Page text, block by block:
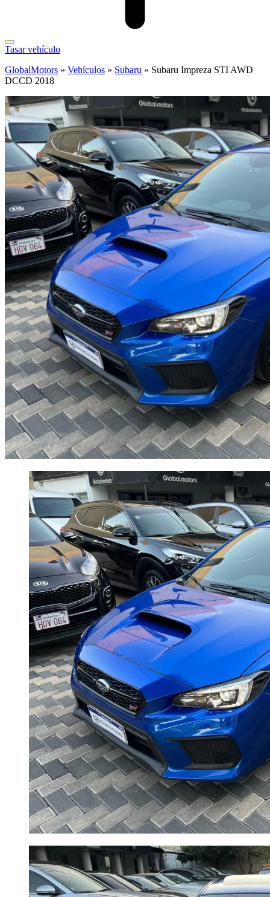
Tasar vehículo
GlobalMotors » Vehículos » Subaru » Subaru Impreza STI AWD
DCCD 2018